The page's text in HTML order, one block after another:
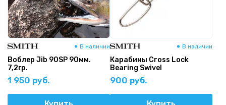
В наличии
Воблер Jib 90SP 90мм.
7,2гр.
1 950 руб.
В наличии
Карабины Cross Lock
Bearing Swivel
900 руб.